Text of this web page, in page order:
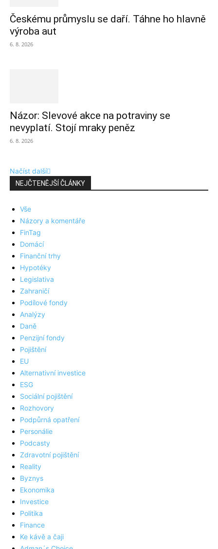
Českému průmyslu se daří. Táhne ho hlavně
výroba aut
6. 8. 2026
Názor: Slevové akce na potraviny se
nevyplatí. Stojí mraky peněz
6. 8. 2026
Načíst další
NEJČTENĚJŠÍ ČLÁNKY
Vše
Názory a komentáře
FinTag
Domácí
Finanční trhy
Hypotéky
Legislativa
Zahraničí
Podílové fondy
Analýzy
Daně
Penzijní fondy
Pojištění
EU
Alternativní investice
ESG
Sociální pojištění
Rozhovory
Podpůrná opatření
Personálie
Podcasty
Zdravotní pojištění
Reality
Byznys
Ekonomika
Investice
Politika
Finance
Ke kávě a čaji